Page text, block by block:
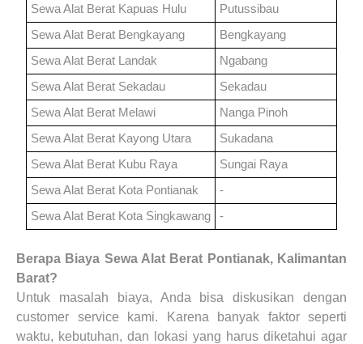
Sewa Alat Berat Kapuas Hulu
Putussibau
Sewa Alat Berat Bengkayang
Bengkayang
Sewa Alat Berat
Landak
Ngabang
Sewa Alat Berat Sekadau
Sekadau
Sewa Alat Berat Melawi
Nanga Pinoh
Sewa Alat Berat Kayong Utara
Sukadana
Sewa Alat Berat Kubu Raya
Sungai Raya
Sewa Alat Berat Kota Pontianak
-
Sewa Alat Berat Kota Singkawang -
Berapa Biaya Sewa Alat Berat Pontianak, Kalimantan
Barat?
Untuk masalah biaya, Anda bisa diskusikan dengan
customer service kami. Karena banyak faktor seperti
waktu, kebutuhan, dan lokasi yang harus diketahui agar